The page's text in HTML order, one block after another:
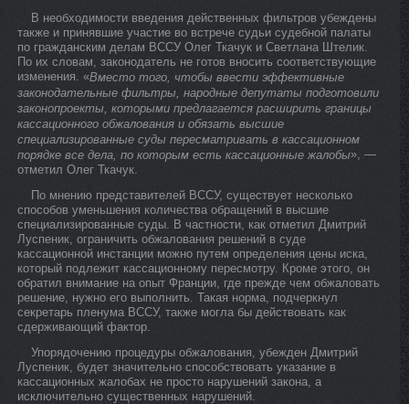
В необходимости введения действенных фильтров убеждены
также и принявшие участие во встрече судьи судебной палаты
по гражданским делам ВССУ Олег Ткачук и Светлана Штелик.
По их словам, законодатель не готов вносить соответствующие
изменения. «Вместо того, чтобы ввести эффективные
законодательные фильтры, народные депутаты подготовили
законопроекты, которыми предлагается расширить границы
кассационного обжалования и обязать высшие
специализированные суды пересматривать в кассационном
порядке все дела, по которым есть кассационные жалобы», —
отметил Олег Ткачук.
По мнению представителей ВССУ, существует несколько
способов уменьшения количества обращений в высшие
специализированные суды. В частности, как отметил Дмитрий
Луспеник, ограничить обжалования решений в суде
кассационной инстанции можно путем определения цены иска,
который подлежит кассационному пересмотру. Кроме этого, он
обратил внимание на опыт Франции, где прежде чем обжаловать
решение, нужно его выполнить. Такая норма, подчеркнул
секретарь пленума ВССУ, также могла бы действовать как
сдерживающий фактор.
Упорядочению процедуры обжалования, убежден Дмитрий
Луспеник, будет значительно способствовать указание в
кассационных жалобах не просто нарушений закона, а
исключительно существенных нарушений.